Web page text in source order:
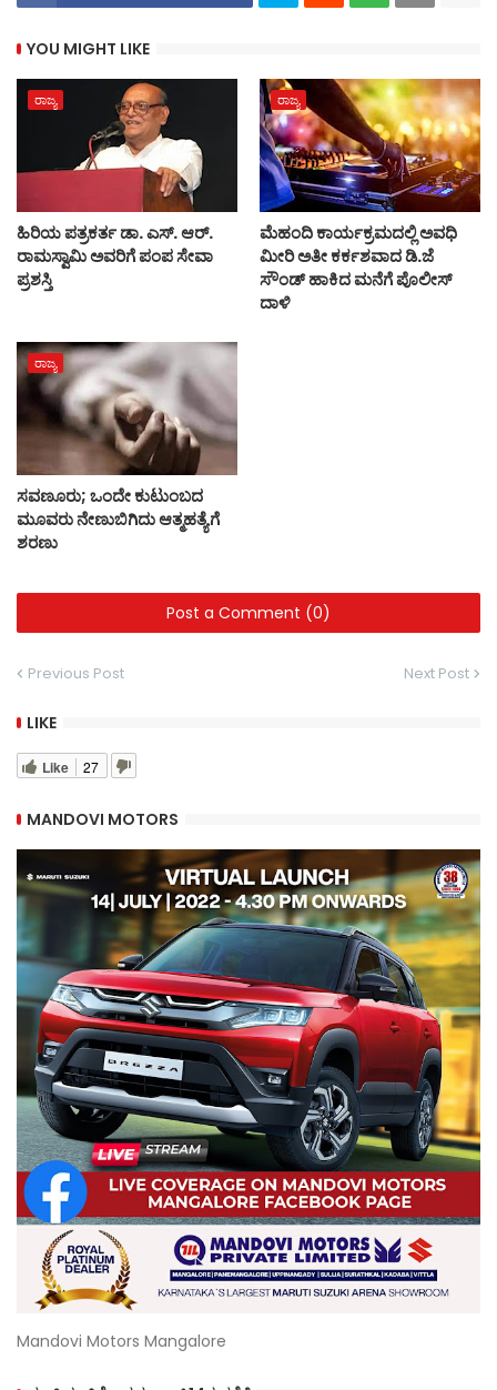
YOU MIGHT LIKE
ರಾಜ್ಯ
ಹಿರಿಯ ಪತ್ರಕರ್ತ ಡಾ. ಎಸ್. ಆರ್.
ರಾಮಸ್ವಾಮಿ ಅವರಿಗೆ ಪಂಪ ಸೇವಾ
ಪ್ರಶಸ್ತಿ
ರಾಜ್ಯ
ಮೆಹಂದಿ ಕಾರ್ಯಕ್ರಮದಲ್ಲಿ ಅವಧಿ
ಮೀರಿ ಅತೀ ಕರ್ಕಶವಾದ ಡಿ.ಜೆ
ಸೌಂಡ್‌ ಹಾಕಿದ ಮನೆಗೆ ಪೊಲೀಸ್
ದಾಳಿ
ರಾಜ್ಯ
ಸವಣೂರು; ಒಂದೇ ಕುಟುಂಬದ
ಮೂವರು ನೇಣುಬಿಗಿದು ಆತ್ಮಹತ್ಯೆಗೆ
ಶರಣು
Post a Comment (0)
Previous Post Next Post
LIKE
Like 27
MANDOVI MOTORS
Mandovi Motors Mangalore